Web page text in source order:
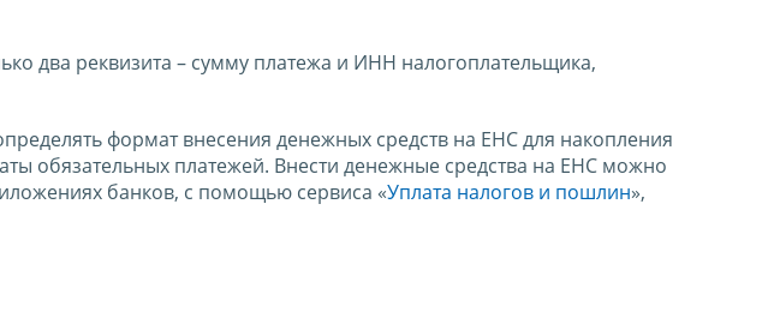
два реквизита – сумму платежа и ИНН налогоплательщика,
формат внесения денежных средств на ЕНС для накопления
обязательных платежей. Внести денежные средства на ЕНС можно
банков, с помощью сервиса «Уплата налогов и пошлин»,